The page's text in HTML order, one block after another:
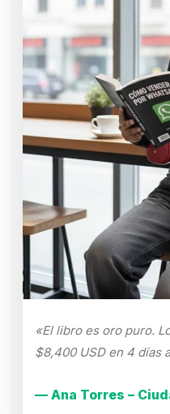
«El libro es oro puro.
$8,400 USD en 4 días
— Ana Torres –